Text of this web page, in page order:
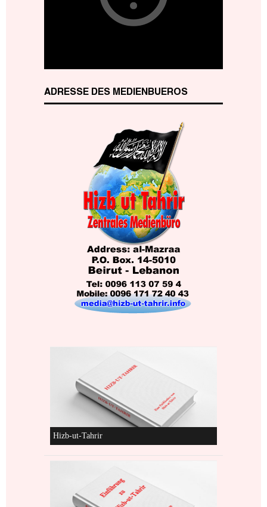
ADRESSE DES MEDIENBUEROS
Hizb-ut-Tahrir